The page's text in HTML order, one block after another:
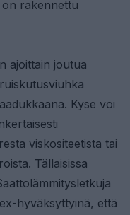
on rakennettu
ajoittain joutua
Kyse voi
viskositeetista tai
Tällaisissa
hyväksyttyinä, että